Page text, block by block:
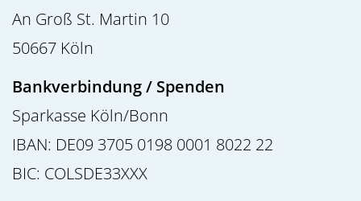
An Groß St. Martin 10
50667 Köln
Bankverbindung / Spenden
Sparkasse Köln/Bonn
IBAN: DE09 3705 0198 0001 8022 22
BIC: COLSDE33XXX